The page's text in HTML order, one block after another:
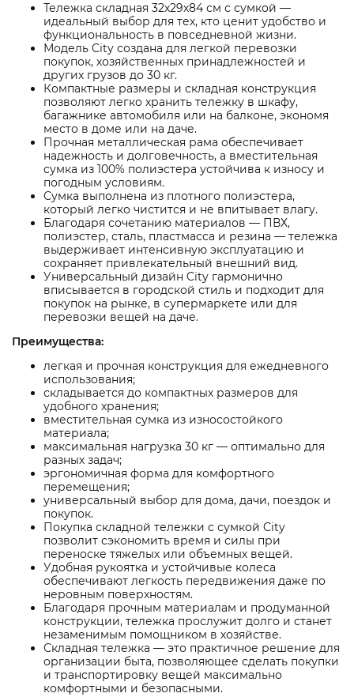
Тележка складная 32х29х84 см с сумкой —
идеальный выбор для тех, кто ценит удобство и
функциональность в повседневной жизни.
Модель City создана для легкой перевозки
покупок, хозяйственных принадлежностей и
других грузов до 30 кг.
Компактные размеры и складная конструкция
позволяют легко хранить тележку в шкафу,
багажнике автомобиля или на балконе, экономя
место в доме или на даче.
Прочная металлическая рама обеспечивает
надежность и долговечность, а вместительная
сумка из 100% полиэстера устойчива к износу и
погодным условиям.
Сумка выполнена из плотного полиэстера,
который легко чистится и не впитывает влагу.
Благодаря сочетанию материалов — ПВХ,
полиэстер, сталь, пластмасса и резина — тележка
выдерживает интенсивную эксплуатацию и
сохраняет привлекательный внешний вид.
Универсальный дизайн City гармонично
вписывается в городской стиль и подходит для
покупок на рынке, в супермаркете или для
перевозки вещей на даче.
Преимущества:
легкая и прочная конструкция для ежедневного
использования;
складывается до компактных размеров для
удобного хранения;
вместительная сумка из износостойкого
материала;
максимальная нагрузка 30 кг — оптимально для
разных задач;
эргономичная форма для комфортного
перемещения;
универсальный выбор для дома, дачи, поездок и
покупок.
Покупка складной тележки с сумкой City
позволит сэкономить время и силы при
переноске тяжелых или объемных вещей.
Удобная рукоятка и устойчивые колеса
обеспечивают легкость передвижения даже по
неровным поверхностям.
Благодаря прочным материалам и продуманной
конструкции, тележка прослужит долго и станет
незаменимым помощником в хозяйстве.
Складная тележка — это практичное решение для
организации быта, позволяющее сделать покупки
и транспортировку вещей максимально
комфортными и безопасными.